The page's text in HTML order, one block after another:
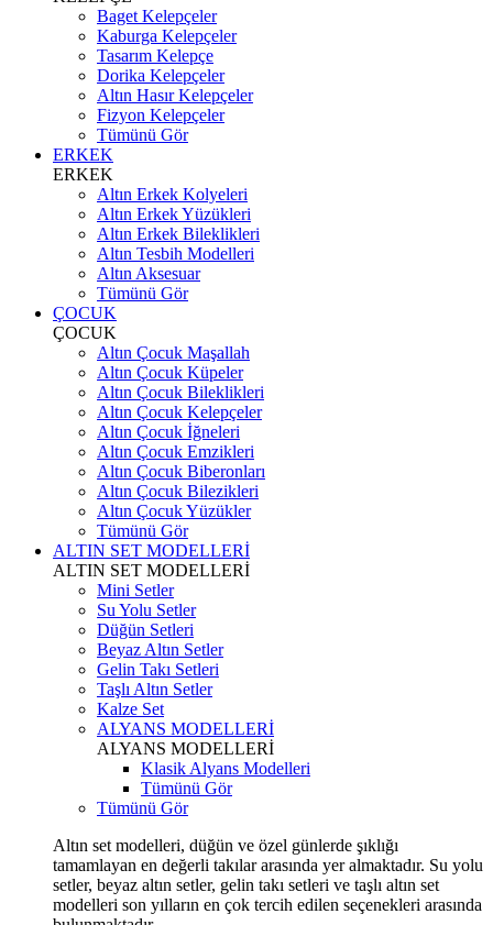
Baget Kelepçeler
Kaburga Kelepçeler
Tasarım Kelepçe
Dorika Kelepçeler
Altın Hasır Kelepçeler
Fizyon Kelepçeler
Tümünü Gör
ERKEK
ERKEK
Altın Erkek Kolyeleri
Altın Erkek Yüzükleri
Altın Erkek Bileklikleri
Altın Tesbih Modelleri
Altın Aksesuar
Tümünü Gör
ÇOCUK
ÇOCUK
Altın Çocuk Maşallah
Altın Çocuk Küpeler
Altın Çocuk Bileklikleri
Altın Çocuk Kelepçeler
Altın Çocuk İğneleri
Altın Çocuk Emzikleri
Altın Çocuk Biberonları
Altın Çocuk Bilezikleri
Altın Çocuk Yüzükler
Tümünü Gör
ALTIN SET MODELLERİ
ALTIN SET MODELLERİ
Mini Setler
Su Yolu Setler
Düğün Setleri
Beyaz Altın Setler
Gelin Takı Setleri
Taşlı Altın Setler
Kalze Set
ALYANS MODELLERİ
ALYANS MODELLERİ
Klasik Alyans Modelleri
Tümünü Gör
Tümünü Gör
Altın set modelleri, düğün ve özel günlerde şıklığı
tamamlayan en değerli takılar arasında yer almaktadır. Su yolu
setler, beyaz altın setler, gelin takı setleri ve taşlı altın set
modelleri son yılların en çok tercih edilen seçenekleri arasında